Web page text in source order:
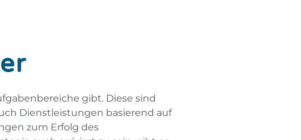
gibt. Diese sind
Dienstleistungen basierend auf
zum Erfolg des